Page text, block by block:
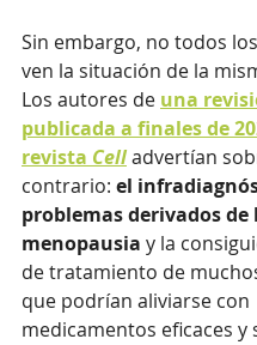
Sin embargo, no todos
ven la situación de la
Los autores de una
publicada a finales de
revista Cell advertían
contrario: el
problemas derivados de
menopausia y la
de tratamiento de
que podrían aliviarse con
medicamentos eficaces y